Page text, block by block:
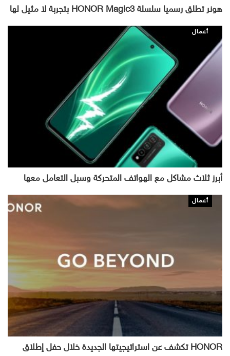
هونر تطلق رسميا سلسلة HONOR Magic3 بتجربة لا مثيل لها
أعمال
أبرز ثلاث مشاكل مع الهواتف المتحركة وسبل التعامل معها
أعمال
HONOR تكشف عن استراتيجيتها الجديدة خلال حفل إطلاق